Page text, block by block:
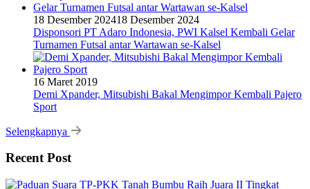
18 Desember 202418 Desember 2024
Disponsori PT Adaro Indonesia, PWI Kalsel Kembali Gelar
Turnamen Futsal antar Wartawan se-Kalsel
16 Maret 2019
Demi Xpander, Mitsubishi Bakal Mengimpor Kembali Pajero
Sport
Selengkapnya
Recent Post